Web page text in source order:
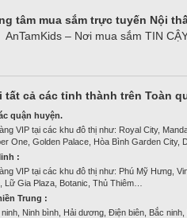
tâm mua sắm trực tuyến Nội
AnTamKids – Nơi mua sắm TIN
tất cả các tỉnh thành trên Toàn
quận huyện.
VIP tại các khu đô thị như: Royal City,
One, Golden Palace, Hòa Bình Garden City,
:
VIP tại các khu đô thị như: Phú Mỹ Hưng,
Lữ Gia Plaza, Botanic, Thủ Thiêm…
Trung :
Ninh bình, Hải dương, Điện biên, Bắc